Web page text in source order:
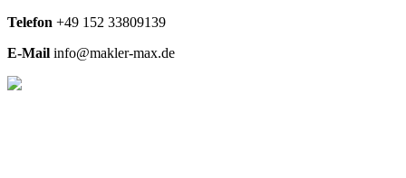
Telefon +49 152 33809139
E-Mail info@makler-max.de